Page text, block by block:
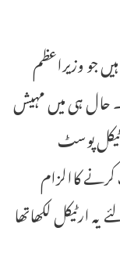
جو وزیراعظم
حال ہی میں مہیش
پوسٹ
کاالزام
ارٹیکل لکھاتھا